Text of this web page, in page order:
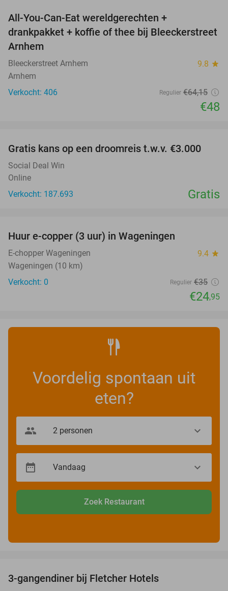
All-You-Can-Eat wereldgerechten +
drankpakket + koffie of thee bij Bleeckerstreet
Arnhem
Bleeckerstreet Arnhem 9.8 star
Arnhem
Verkocht: 406
Regulier €64,15
€48
Gratis kans op een droomreis t.w.v. €3.000
Social Deal Win
Online
Verkocht: 187.693
Gratis
TODAY
Huur e-copper (3 uur) in Wageningen
E-chopper Wageningen 9.4 star
Wageningen (10 km)
Verkocht: 0
Regulier €35
€24,95
Voordelig spontaan uit
eten?
Zoek Restaurant
3-gangendiner bij Fletcher Hotels